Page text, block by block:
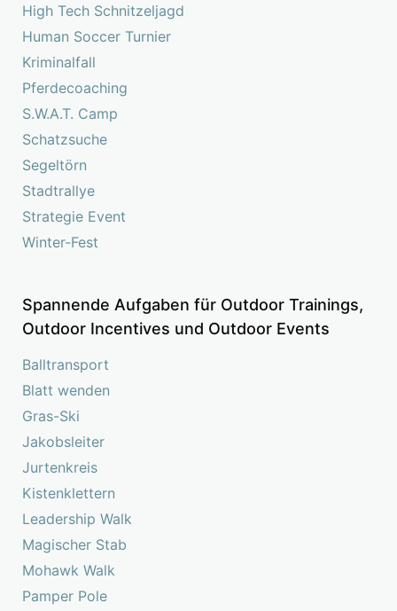
High Tech Schnitzeljagd
Human Soccer Turnier
Kriminalfall
Pferdecoaching
S.W.A.T. Camp
Schatzsuche
Segeltörn
Stadtrallye
Strategie Event
Winter-Fest
Spannende Aufgaben für Outdoor Trainings,
Outdoor Incentives und Outdoor Events
Balltransport
Blatt wenden
Gras-Ski
Jakobsleiter
Jurtenkreis
Kistenklettern
Leadership Walk
Magischer Stab
Mohawk Walk
Pamper Pole